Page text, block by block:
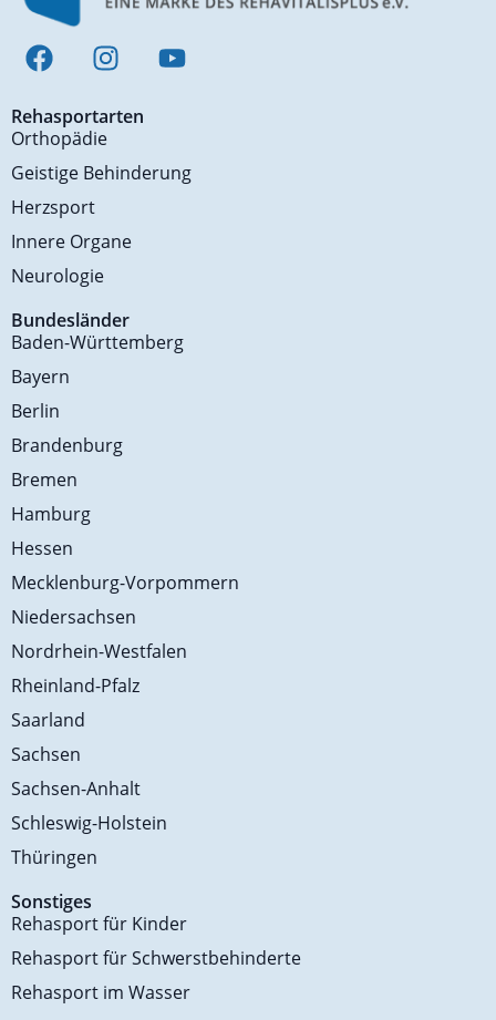
Rehasportarten
Orthopädie
Geistige Behinderung
Herzsport
Innere Organe
Neurologie
Bundesländer
Baden-Württemberg
Bayern
Berlin
Brandenburg
Bremen
Hamburg
Hessen
Mecklenburg-Vorpommern
Niedersachsen
Nordrhein-Westfalen
Rheinland-Pfalz
Saarland
Sachsen
Sachsen-Anhalt
Schleswig-Holstein
Thüringen
Sonstiges
Rehasport für Kinder
Rehasport für Schwerstbehinderte
Rehasport im Wasser